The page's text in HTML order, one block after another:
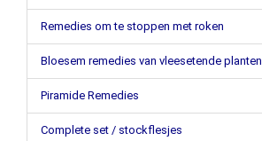
Remedies om te stoppen met roken
Bloesem remedies van vleesetende planten
Piramide Remedies
Complete set / stockflesjes